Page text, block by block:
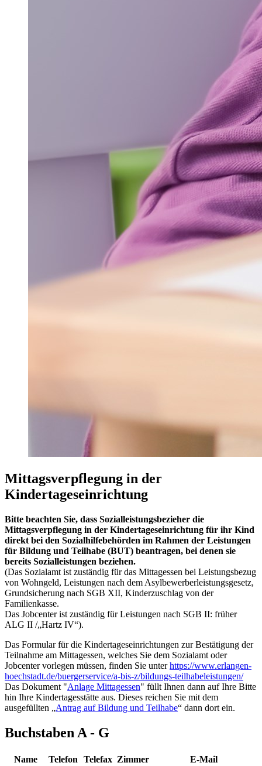
Mittagsverpflegung in der
Kindertageseinrichtung
Bitte beachten Sie, dass Sozialleistungsbezieher die
Mittagsverpflegung in der Kindertageseinrichtung für ihr Kind
direkt bei den Sozialhilfebehörden im Rahmen der Leistungen
für Bildung und Teilhabe (BUT) beantragen, bei denen sie
bereits Sozialleistungen beziehen.
(Das Sozialamt ist zuständig für das Mittagessen bei Leistungsbezug
von Wohngeld, Leistungen nach dem Asylbewerberleistungsgesetz,
Grundsicherung nach SGB XII, Kinderzuschlag von der
Familienkasse.
Das Jobcenter ist zuständig für Leistungen nach SGB II: früher
ALG II /„Hartz IV“).
Das Formular für die Kindertageseinrichtungen zur Bestätigung der
Teilnahme am Mittagessen, welches Sie dem Sozialamt oder
Jobcenter vorlegen müssen, finden Sie unterhttps://www.erlangen-
hoechstadt.de/buergerservice/a-bis-z/bildungs-teilhabeleistungen/
Das Dokument "Anlage Mittagessen" füllt Ihnen dann auf Ihre Bitte
hin Ihre Kindertagesstätte aus. Dieses reichen Sie mit dem
ausgefüllten „Antrag auf Bildung und Teilhabe“ dann dort ein.
Buchstaben A - G
Name Telefon Telefax Zimmer
E-Mail